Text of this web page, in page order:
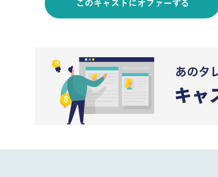
このキャストにオファーする